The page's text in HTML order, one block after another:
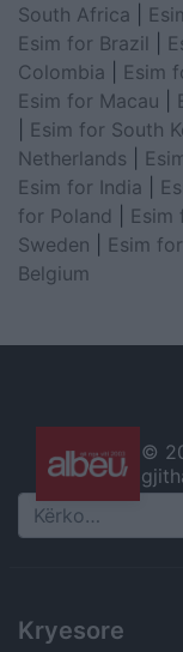
South Africa
Esim for Brazil
Colombia
Esim
Esim for Macau
Esim for South
Netherlands
Esim for India
for Poland
Esim
Sweden
Esim
Belgium
©
Search
Kryesore